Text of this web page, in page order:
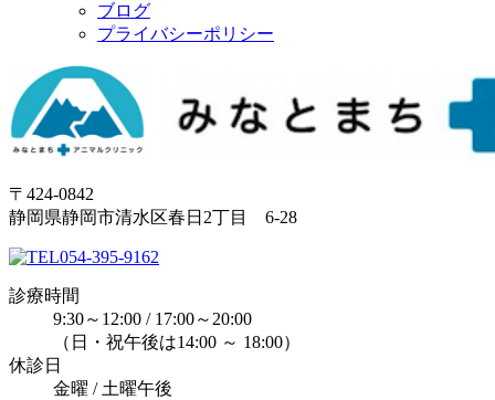
ブログ
プライバシーポリシー
〒424-0842
静岡県静岡市清水区春日2丁目 6-28
054-395-9162
診療時間
9:30～12:00 / 17:00～20:00
（日・祝午後は14:00 ～ 18:00）
休診日
金曜 / 土曜午後